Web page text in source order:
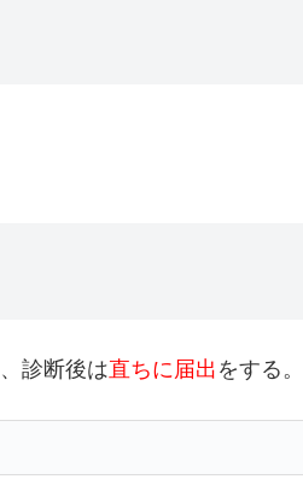
診断後は直ちに届出 をする。